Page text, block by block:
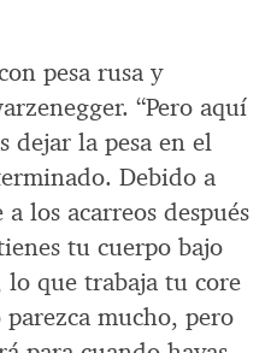
pesa rusa y
“Pero aquí
dejar la pesa en el
Debido a
los acarreos después
tu cuerpo bajo
que trabaja tu core
mucho, pero